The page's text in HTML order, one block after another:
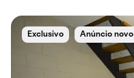
Exclusivo Anúncio novo